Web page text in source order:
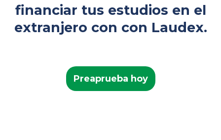
financiar tus estudios en el
extranjero con con Laudex.
Preaprueba hoy